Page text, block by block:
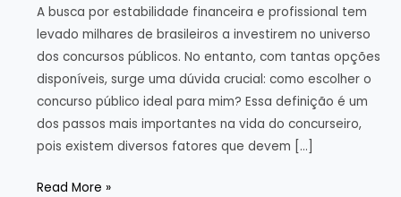
A busca por estabilidade financeira e profissional tem
levado milhares de brasileiros a investirem no universo
dos concursos públicos. No entanto, com tantas opções
disponíveis, surge uma dúvida crucial: como escolher o
concurso público ideal para mim? Essa definição é um
dos passos mais importantes na vida do concurseiro,
pois existem diversos fatores que devem […]
Como
Read More »